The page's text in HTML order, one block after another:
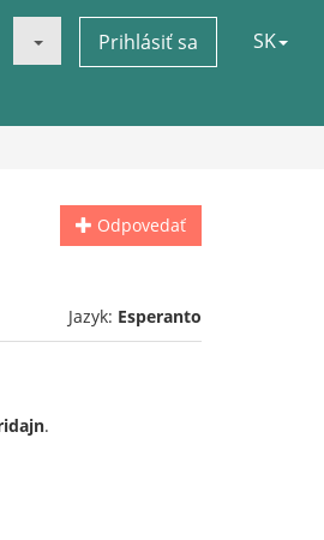
Prihlásiť sa SK
Odpovedať
Jazyk: Esperanto
.